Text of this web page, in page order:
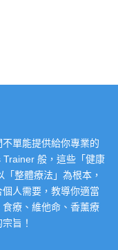
不單能提供給你專業的
Trainer 般，這些「健康
整體療法」為根本，
人需要，教導你適當
療、維他命、香薰療
旨！